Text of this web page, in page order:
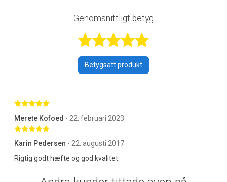
Genomsnittligt betyg
Betygsatt 5 av
Betygsätt produkt
Betygsatt 5 av 5 stjärnor
Merete Kofoed - 22. februari 2023
Betygsatt 5 av 5 stjärnor
Karin Pedersen - 22. augusti 2017
Rigtig godt hæfte og god kvalitet.